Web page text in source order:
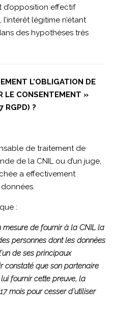
effectif
légitime n’étant
des hypothèses très
L’OBLIGATION DE
LE CONSENTEMENT »
RGPD) ?
de traitement de
de la CNIL ou d’un juge,
a effectivement
:
mesure de fournir à la CNIL la
personnes dont les données
de ses principaux
constaté que son partenaire
fournir cette preuve, la
mois pour cesser d’utiliser